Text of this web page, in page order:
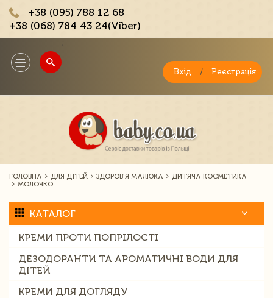
+38 (095) 788 12 68
+38 (068) 784 43 24(Viber)
Toggle
navigation
Вхід / Реєстрація
ГОЛОВНА ДЛЯ ДІТЕЙ ЗДОРОВ'Я МАЛЮКА
ДИТЯЧА КОСМЕТИКА
МОЛОЧКО
КАТАЛОГ
КРЕМИ ПРОТИ ПОПРІЛОСТІ
ДЕЗОДОРАНТИ ТА АРОМАТИЧНІ ВОДИ ДЛЯ
ДІТЕЙ
КРЕМИ ДЛЯ ДОГЛЯДУ